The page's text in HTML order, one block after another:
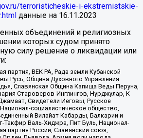
terroristicheskie-i-ekstremistskie-
данные на 16.11.2023
объединений и религиозных
которых судом принято
силу решение о ликвидации или
партия, ВЕК РА, Рада земли Кубанской
Русь, Община Духовного Управления
Славянская Община Капища Веды Перуна,
Староверов-Инглингов, Нурджулар, К
Свидетели Иеговы, Русское
социалистическое общество,
Вилайат Кабарды, Балкарии и
Такфир Валь-Хиджра, Пит Буль, Национал-
партия России, Славянский союз,